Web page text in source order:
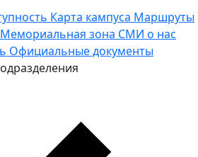
Карта кампуса Маршруты
Мемориальная зона СМИ о нас
Официальные документы